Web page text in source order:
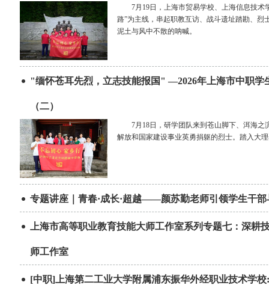
7月19日，上海市贸易学校、上海信息技
路”为主线，串起职教互访、战斗遗址踏勘、
泥土与风中不散的呐喊。
"缅怀苍耳先烈，立志技能报国" —2026年上海市中职
（二）
7月18日，研学团队来到苍山脚下、洱海
解放和国家建设事业英勇捐躯的烈士。踏入大
专题讲座｜青春·成长·超越——颜苏勤老师引领学生干部
上海市高等职业教育技能大师工作室系列专题七：深
师工作室
[中职]上海第二工业大学附属浦东振华外经职业技术学